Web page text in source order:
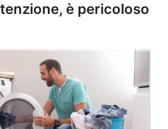
è pericoloso